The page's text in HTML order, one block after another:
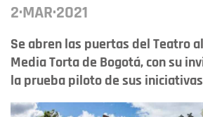
2·MAR·2021
Se abren las puertas del Teatro
Media Torta de Bogotá, con su
la prueba piloto de sus iniciativas